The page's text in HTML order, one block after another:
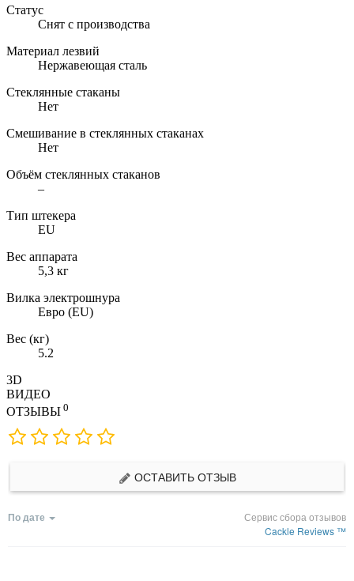
Статус
Снят с производства
Материал лезвий
Нержавеющая сталь
Стеклянные стаканы
Нет
Смешивание в стеклянных стаканах
Нет
Объём стеклянных стаканов
–
Тип штекера
EU
Вес аппарата
5,3 кг
Вилка электрошнура
Евро (EU)
Вес (кг)
5.2
3D
ВИДЕО
ОТЗЫВЫ 0
ОСТАВИТЬ ОТЗЫВ
По дате
Сервис сбора отзывов
Cackle Reviews ™